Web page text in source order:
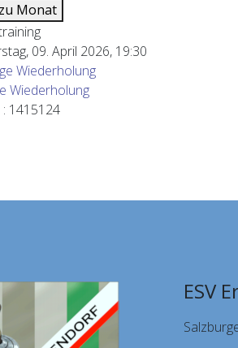
Monat
09. April 2026, 19:30
Wiederholung
Wiederholung
: 1415124
ESV